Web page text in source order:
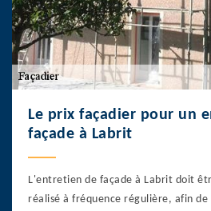
Le prix façadier pour un
façade à Labrit
L'entretien de façade à Labrit doit
réalisé à fréquence régulière, afin